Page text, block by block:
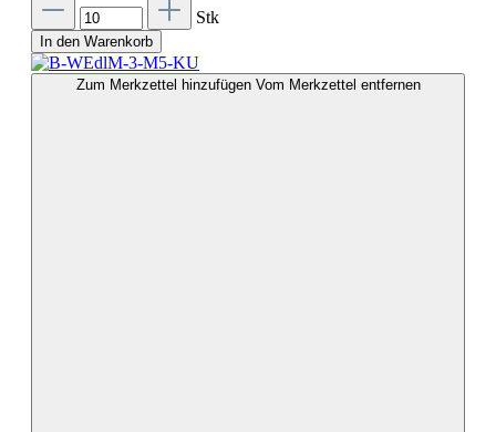
Stk
In den Warenkorb
Zum Merkzettel hinzufügen Vom Merkzettel entfernen